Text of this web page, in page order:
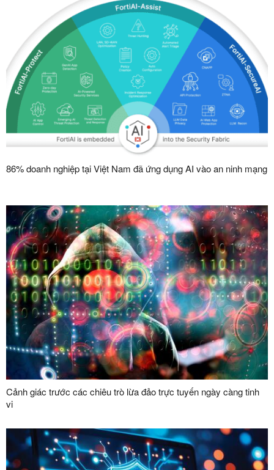
86% doanh nghiệp tại Việt Nam đã ứng dụng AI vào an ninh mạng
Cảnh giác trước các chiêu trò lừa đảo trực tuyến ngày càng tinh
vi